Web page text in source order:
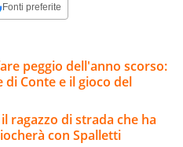
Fonti preferite
peggio dell'anno scorso:
di Conte e il gioco del
ragazzo di strada che ha
con Spalletti